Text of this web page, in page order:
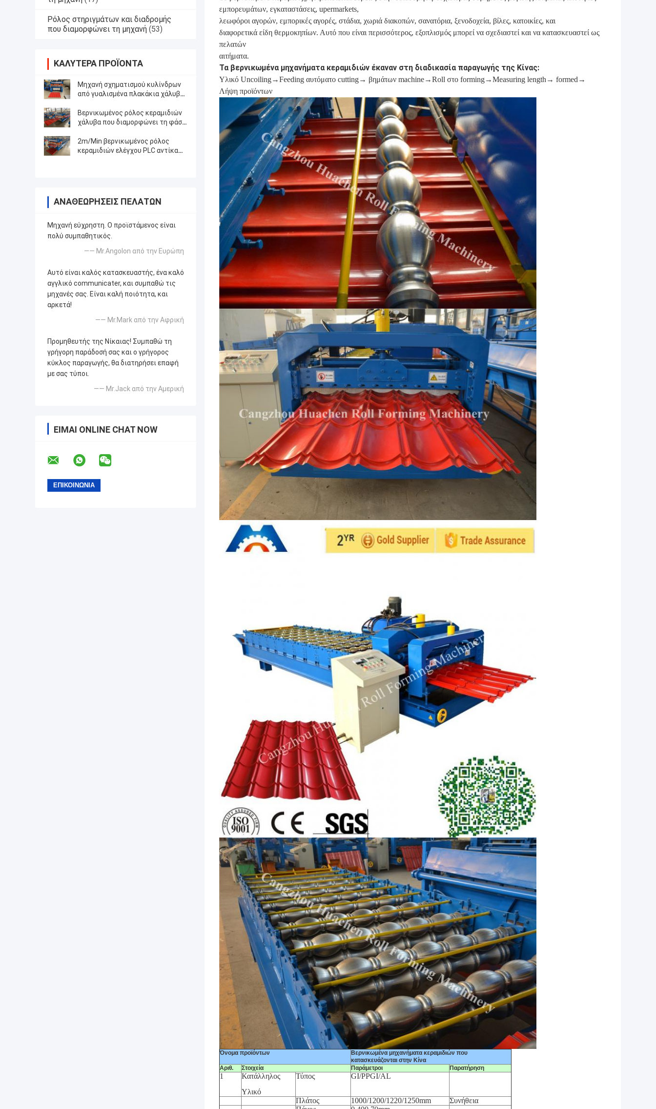
Ρόλος στηριγμάτων και διαδρομής
που διαμορφώνει τη μηχανή (53)
ΚΑΛΎΤΕΡΑ ΠΡΟΪΌΝΤΑ
Μηχανή σχηματισμού κυλίνδρων
από γυαλισμένα πλακάκια χάλυβα
Βερνικωμένος ρόλος κεραμιδιών
χάλυβα που διαμορφώνει τη φάση
2m/Min βερνικωμένος ρόλος
κεραμιδιών ελέγχου PLC αντίκα
ΑΝΑΘΕΩΡΉΣΕΙΣ ΠΕΛΑΤΏΝ
Μηχανή εύχρηστη. Ο προϊστάμενος είναι
πολύ συμπαθητικός.
—— Mr.Angolon από την Ευρώπη
Αυτό είναι καλός κατασκευαστής, ένα καλό
αγγλικό communicater, και συμπαθώ τις
μηχανές σας. Είναι καλή ποιότητα, και
αρκετά!
—— Mr.Mark από την Αφρική
Προμηθευτής της Νίκαιας! Συμπαθώ τη
γρήγορη παράδοσή σας και ο γρήγορος
κύκλος παραγωγής, θα διατηρήσει επαφή
με σας τύποι.
—— Mr.Jack από την Αμερική
ΕΊΜΑΙ ONLINE CHAT NOW
εμπορευμάτων, εγκαταστάσεις, upermarkets,
λεωφόροι αγορών, εμπορικές αγορές, στάδια, χωριά διακοπών, σανατόρια, ξενοδοχεία, βίλες, κατοικίες, και
διαφορετικά είδη θερμοκηπίων. Αυτό που είναι περισσότερος, εξοπλισμός μπορεί να σχεδιαστεί και να κατασκευαστεί ως
πελατών
αιτήματα.
Τα βερνικωμένα μηχανήματα κεραμιδιών έκαναν στη διαδικασία παραγωγής της Κίνας:
Υλικό Uncoiling→Feeding αυτόματο cutting→ βημάτων machine→Roll στο forming→Measuring length→ formed→
Λήψη προϊόντων
Όνομα προϊόντων
Βερνικωμένα μηχανήματα κεραμιδιών που
κατασκευάζονται στην Κίνα
Αριθ.
Στοιχεία Παράμετροι Παρατήρηση
1
Κατάλληλος
Υλικό
Τύπος GI/PPGI/AL
Πλάτος 1000/1200/1220/1250mm
Συνήθεια